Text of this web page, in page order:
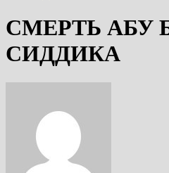
СМЕРТЬ АБУ
СИДДИКА